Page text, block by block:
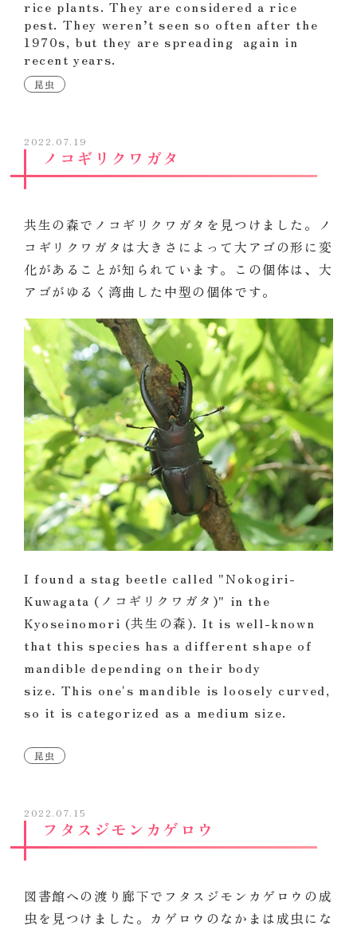
rice plants. They are considered a rice
pest. They weren’t seen so often after the
1970s, but they are spreading again in
recent years.
昆虫
2022.07.19
ノコギリクワガタ
共生の森でノコギリクワガタを見つけました。ノ
コギリクワガタは大きさによって大アゴの形に変
化があることが知られています。この個体は、大
アゴがゆるく湾曲した中型の個体です。
I found a stag beetle called "Nokogiri-
Kuwagata (ノコギリクワガタ)" in the
Kyoseinomori (共生の森). It is well-known
that this species has a different shape of
mandible depending on their body
size. This one's mandible is loosely curved,
so it is categorized as a medium size.
昆虫
2022.07.15
フタスジモンカゲロウ
図書館への渡り廊下でフタスジモンカゲロウの成
虫を見つけました。カゲロウのなかまは成虫にな